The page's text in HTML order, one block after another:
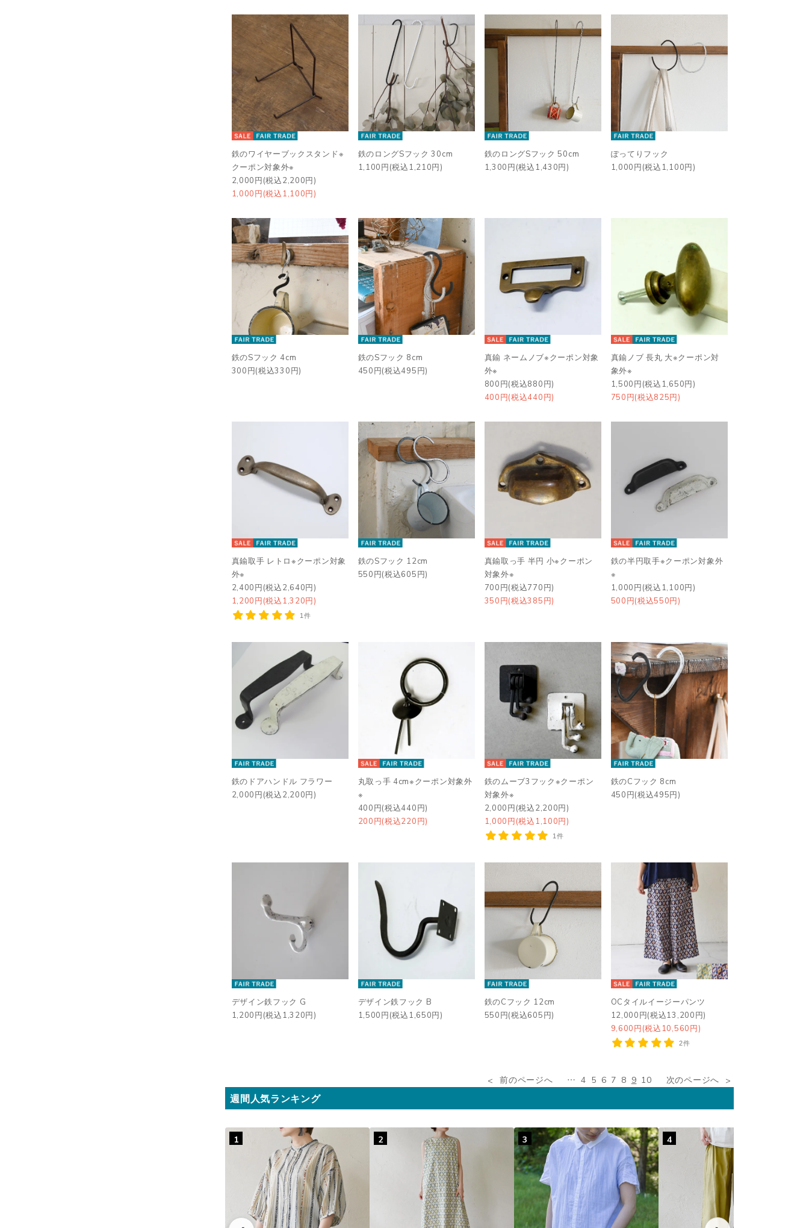
鉄のワイヤーブックスタンド※
クーポン対象外※
2,000円(税込2,200円)
1,000円(税込1,100円)
鉄のロングSフック 30cm
1,100円(税込1,210円)
鉄のロングSフック 50cm
1,300円(税込1,430円)
ぽってりフック
1,000円(税込1,100円)
鉄のSフック 4cm
300円(税込330円)
鉄のSフック 8cm
450円(税込495円)
真鍮 ネームノブ※クーポン対象
外※
800円(税込880円)
400円(税込440円)
真鍮ノブ 長丸 大※クーポン対
象外※
1,500円(税込1,650円)
750円(税込825円)
真鍮取手 レトロ※クーポン対象
外※
2,400円(税込2,640円)
1,200円(税込1,320円)
1件
鉄のSフック 12cm
550円(税込605円)
真鍮取っ手 半円 小※クーポン
対象外※
700円(税込770円)
350円(税込385円)
鉄の半円取手※クーポン対象外
※
1,000円(税込1,100円)
500円(税込550円)
鉄のドアハンドル フラワー
2,000円(税込2,200円)
丸取っ手 4cm※クーポン対象外
※
400円(税込440円)
200円(税込220円)
鉄のムーブ3フック※クーポン
対象外※
2,000円(税込2,200円)
1,000円(税込1,100円)
1件
鉄のCフック 8cm
450円(税込495円)
デザイン鉄フック G
1,200円(税込1,320円)
デザイン鉄フック B
1,500円(税込1,650円)
鉄のCフック 12cm
550円(税込605円)
OCタイルイージーパンツ
12,000円(税込13,200円)
9,600円(税込10,560円)
2件
前のページへ … 4 5 6 7 8 9 10 次のページへ
週間人気ランキング
1 2 3 4